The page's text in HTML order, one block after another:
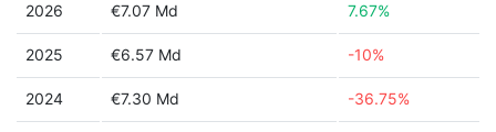
2026 €7.07 Md 7.67%
2025 €6.57 Md -10%
2024 €7.30 Md -36.75%